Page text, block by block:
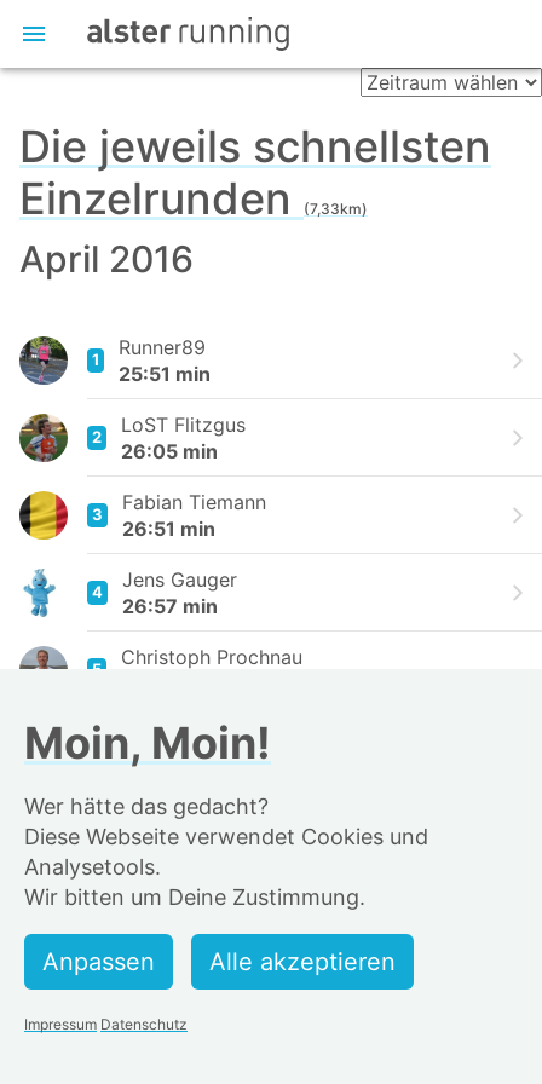
Die jeweils schnellsten
Einzelrunden
(7,33km)
April 2016
1
Runner89
25:51 min
2
LoST Flitzgus
26:05 min
3
Fabian Tiemann
26:51 min
4
Jens Gauger
26:57 min
5
Christoph Prochnau
Andreas Grieß
27:39 min
Knut Walter
27:45 min
8
vip_group
9
Basti Eickhoff
27:46 min
Moin, Moin!
Wer hätte das gedacht?
Diese Webseite verwendet Cookies und
Analysetools.
Wir bitten um Deine Zustimmung.
Impressum Datenschutz